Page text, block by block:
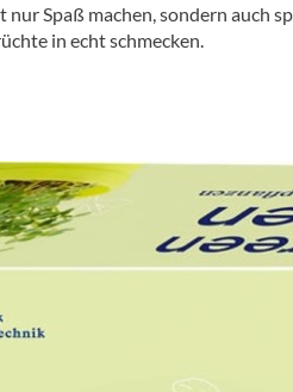
Spaß machen, sondern auch
in echt schmecken.